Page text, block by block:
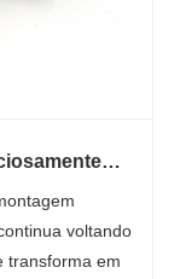
voltando
transforma em